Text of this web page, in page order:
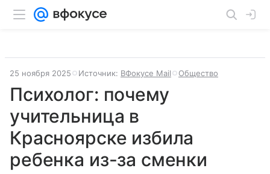
25 ноября 2025 Источник: ВФокусе Mail Общество
Психолог: почему
учительница в
Красноярске избила
ребенка из-за сменки